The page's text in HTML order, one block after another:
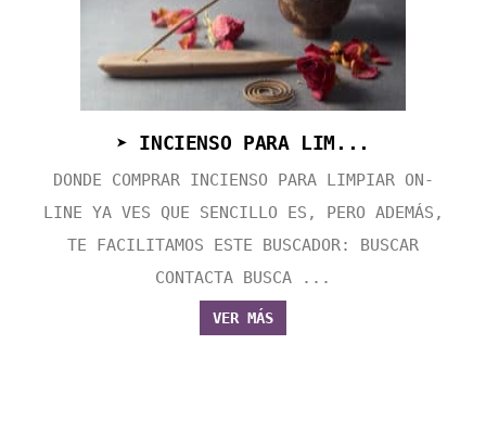
➤ INCIENSO PARA LIM...
DONDE COMPRAR INCIENSO PARA LIMPIAR ON-
LINE YA VES QUE SENCILLO ES, PERO ADEMÁS,
TE FACILITAMOS ESTE BUSCADOR: BUSCAR
CONTACTA BUSCA ...
VER MÁS